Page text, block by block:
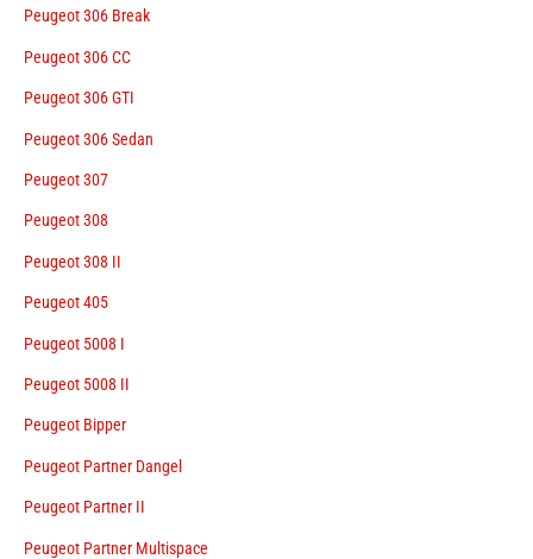
Peugeot 306 Break
Peugeot 306 CC
Peugeot 306 GTI
Peugeot 306 Sedan
Peugeot 307
Peugeot 308
Peugeot 308 II
Peugeot 405
Peugeot 5008 I
Peugeot 5008 II
Peugeot Bipper
Peugeot Partner Dangel
Peugeot Partner II
Peugeot Partner Multispace